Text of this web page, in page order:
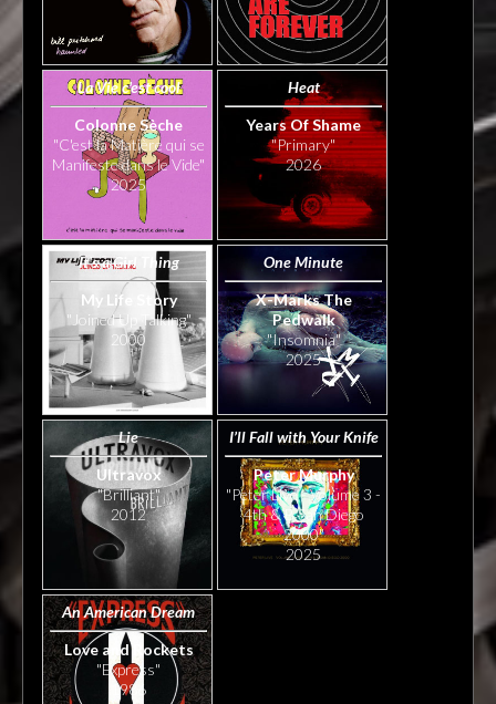
La Vie c'est cool
Colonne Sèche
"C'est la Matière qui se
Manifeste dans le Vide"
2025
Heat
Years Of Shame
"Primary"
2026
It's a Girl Thing
My Life Story
"Joined Up Talking"
2000
One Minute
X-Marks The
Pedwalk
"Insomnia"
2025
Lie
Ultravox
"Brilliant"
2012
I’ll Fall with Your Knife
Peter Murphy
"Peter Live - Volume 3 -
4th & B San Diego
2000"
2025
An American Dream
Love and Rockets
"Express"
1986